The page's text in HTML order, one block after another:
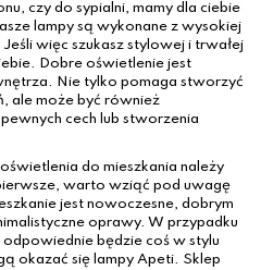
czy do sypialni, mamy dla ciebie
lampy są wykonane z wysokiej
więc szukasz stylowej i trwałej
Dobre oświetlenie jest
Nie tylko pomaga stworzyć
ale może być również
cech lub stworzenia
do mieszkania należy
warto wziąć pod uwagę
jest nowoczesne, dobrym
oprawy. W przypadku
będzie coś w stylu
okazać się lampy Apeti. Sklep